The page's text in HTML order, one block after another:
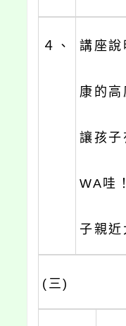
４、 講座
康的
讓孩
WA哇
子親近
(三)